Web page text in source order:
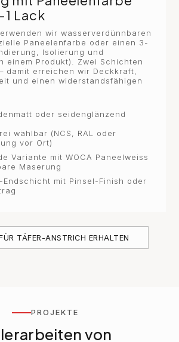
Lack
wir wasserverdünnbaren
Paneelenfarbe oder einen 3-
Isolierung und
einem Produkt). Zwei Schichten
damit erreichen wir Deckkraft,
und einen widerstandsfähigen
oder seidenglänzend
wählbar (NCS, RAL oder
vor Ort)
Variante mit WOCA Paneelweiss
Maserung
Endschicht mit Pinsel-Finish oder
TÄFER-ANSTRICH ERHALTEN
PROJEKTE
von